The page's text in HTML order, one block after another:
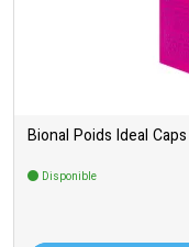
Bional Poids Ideal
Disponible